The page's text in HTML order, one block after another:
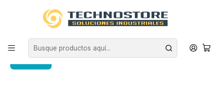
EQUIPAMIENTO INDUSTRIAL
TRANSPALETAS